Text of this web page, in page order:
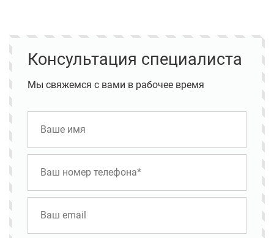
Консультация специалиста
Мы свяжемся с вами в рабочее время